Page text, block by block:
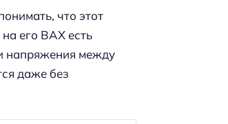
что этот
его ВАХ есть
напряжения между
даже без